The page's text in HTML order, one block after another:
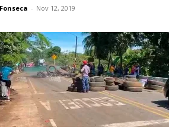
- Nov 12, 2019